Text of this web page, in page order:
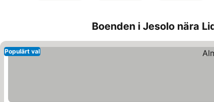
Boenden i Jesolo nära
Populärt val